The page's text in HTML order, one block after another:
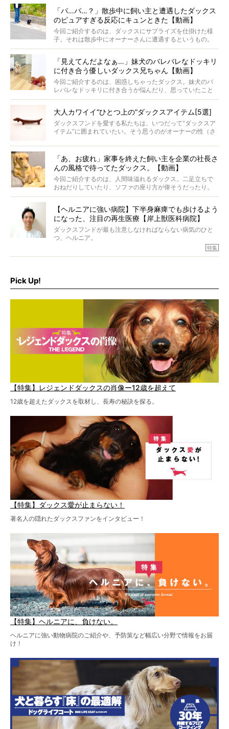
ケメンから愛されているラナは、去年の誕生日に小池さん
からプレゼントしてもらったハーネスをつけて撮影に参加
してくれました。
「パ…パ…？」散歩中に飼い主と遭遇したダックス
のピュアすぎる反応にキュンときた【動画】
今回ご紹介するのは、ダックスにサプライズを仕掛けた様
子。それは散歩中にオーナーさんに遭遇するというもの。
戸惑って歩きを止めたり、すぐに気付いて追いかけたり、
「見えてんだよなぁ…」妹犬のバレバレなドッキリ
に付き合う優しいダックス兄ちゃん【動画】
今回ご紹介するのは、困惑しちゃったダックス。妹犬のバ
レバレなドッキリに付き合うか悩んだり、思っていたこと
と違う事態に陥ったり。そんなお悩み全開なダックスの様
大人カワイイ“ひとつ上の”ダックスアイテム[5選]
ダックスフンドを愛する私たちは、いつだって“ダックスア
イテム”に囲まれていたい。そう思うのがオーナーの性（さ
ムをご紹介。
「あ、お疲れ」家事を終えた飼い主を企業の社長さ
んの風格で待ってたダックス。【動画】
今回ご紹介するのは、人間味溢れるダックス。二足立ちで
おねだりしていたり、ソファの座り方が偉そうだったり。
今にも言葉を発しそうなダックスの姿は、もう人間にしか
【ヘルニアに強い病院】下半身麻痺でも歩けるよう
になった、注目の再生医療【岸上獣医科病院】
ダックスフンドが最も注意しなければならない病気のひと
つ、ヘルニア。
特集『ヘルニアに、負けない』では、ヘルニアに強い動物
病院のご紹介や、ヘルニアを乗り越えたご家族のインタビ
を点滴投与する治療により、歩けなかった子が投与37日で
特集
Pick Up!
【特集】レジェンドダックスの肖像ー12歳を超えて
12歳を超えたダックスを取材し、長寿の秘訣を探る。
【特集】ダックス愛が止まらない！
著名人の隠れたダックスファンをインタビュー！
【特集】ヘルニアに、負けない。
ヘルニアに強い動物病院のご紹介や、予防策など幅広い分野で情報をお届
け！